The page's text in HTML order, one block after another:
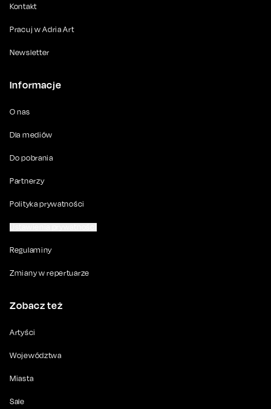
Kontakt
Pracuj w Adria Art
Newsletter
Informacje
O nas
Dla mediów
Do pobrania
Partnerzy
Polityka prywatności
Regulaminy
Zmiany w repertuarze
Zobacz też
Artyści
Województwa
Miasta
Sale